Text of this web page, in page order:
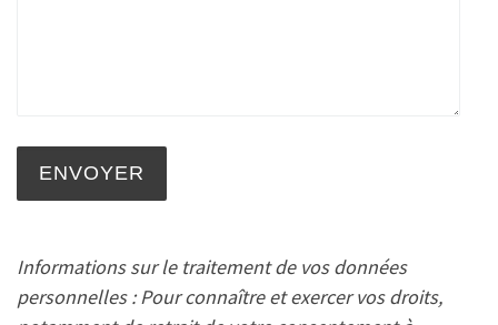
Informations sur le traitement de vos données
personnelles : Pour connaître et exercer vos droits,